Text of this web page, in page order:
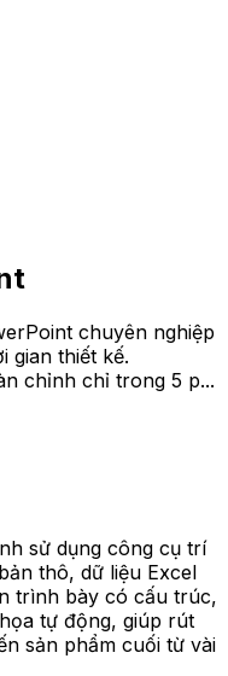
chuyên nghiệp
gian thiết kế.
chỉnh chỉ trong 5 p...
sử dụng công cụ trí
thô, dữ liệu Excel
trình bày có cấu trúc,
tự động, giúp rút
sản phẩm cuối từ vài